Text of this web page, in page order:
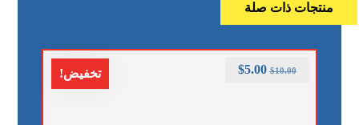
منتجات ذات صلة
تخفيض! $10.00
$5.00